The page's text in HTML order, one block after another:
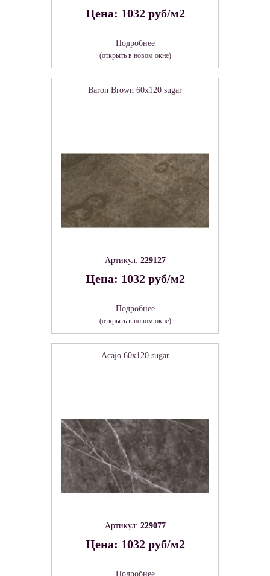
Цена: 1032 руб/м2
Подробнее
(открыть в новом окне)
Baron Brown 60х120 sugar
Артикул: 229127
Цена: 1032 руб/м2
Подробнее
(открыть в новом окне)
Acajo 60х120 sugar
Артикул: 229077
Цена: 1032 руб/м2
Подробнее